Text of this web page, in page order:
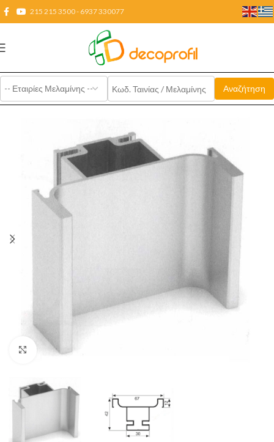
215 215 3500 - 6937 330077
Click to enlarge